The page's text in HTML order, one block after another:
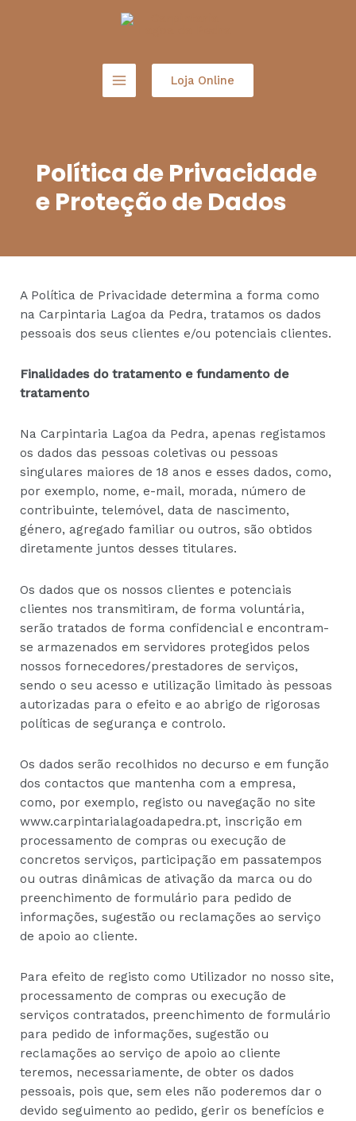
Loja Online
Política de Privacidade
e Proteção de Dados
A Política de Privacidade determina a forma como
na Carpintaria Lagoa da Pedra, tratamos os dados
pessoais dos seus clientes e/ou potenciais clientes.
Finalidades do tratamento e fundamento de
tratamento
Na Carpintaria Lagoa da Pedra, apenas registamos
os dados das pessoas coletivas ou pessoas
singulares maiores de 18 anos e esses dados, como,
por exemplo, nome, e-mail, morada, número de
contribuinte, telemóvel, data de nascimento,
género, agregado familiar ou outros, são obtidos
diretamente juntos desses titulares.
Os dados que os nossos clientes e potenciais
clientes nos transmitiram, de forma voluntária,
serão tratados de forma confidencial e encontram-
se armazenados em servidores protegidos pelos
nossos fornecedores/prestadores de serviços,
sendo o seu acesso e utilização limitado às pessoas
autorizadas para o efeito e ao abrigo de rigorosas
políticas de segurança e controlo.
Os dados serão recolhidos no decurso e em função
dos contactos que mantenha com a empresa,
como, por exemplo, registo ou navegação no site
www.carpintarialagoadapedra.pt, inscrição em
processamento de compras ou execução de
concretos serviços, participação em passatempos
ou outras dinâmicas de ativação da marca ou do
preenchimento de formulário para pedido de
informações, sugestão ou reclamações ao serviço
de apoio ao cliente.
Para efeito de registo como Utilizador no nosso site,
processamento de compras ou execução de
serviços contratados, preenchimento de formulário
para pedido de informações, sugestão ou
reclamações ao serviço de apoio ao cliente
teremos, necessariamente, de obter os dados
pessoais, pois que, sem eles não poderemos dar o
devido seguimento ao pedido, gerir os benefícios e